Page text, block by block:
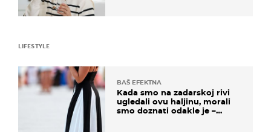
LIFESTYLE
BAŠ EFEKTNA
Kada smo na zadarskoj rivi
ugledali ovu haljinu, morali
smo doznati odakle je –